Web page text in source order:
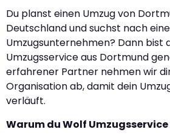
Du planst einen Umzug von
Deutschland und suchst nach
Umzugsunternehmen? Dann bist
Umzugsservice aus Dortmund
erfahrener Partner nehmen wir
Organisation ab, damit dein
verläuft.
Warum du Wolf